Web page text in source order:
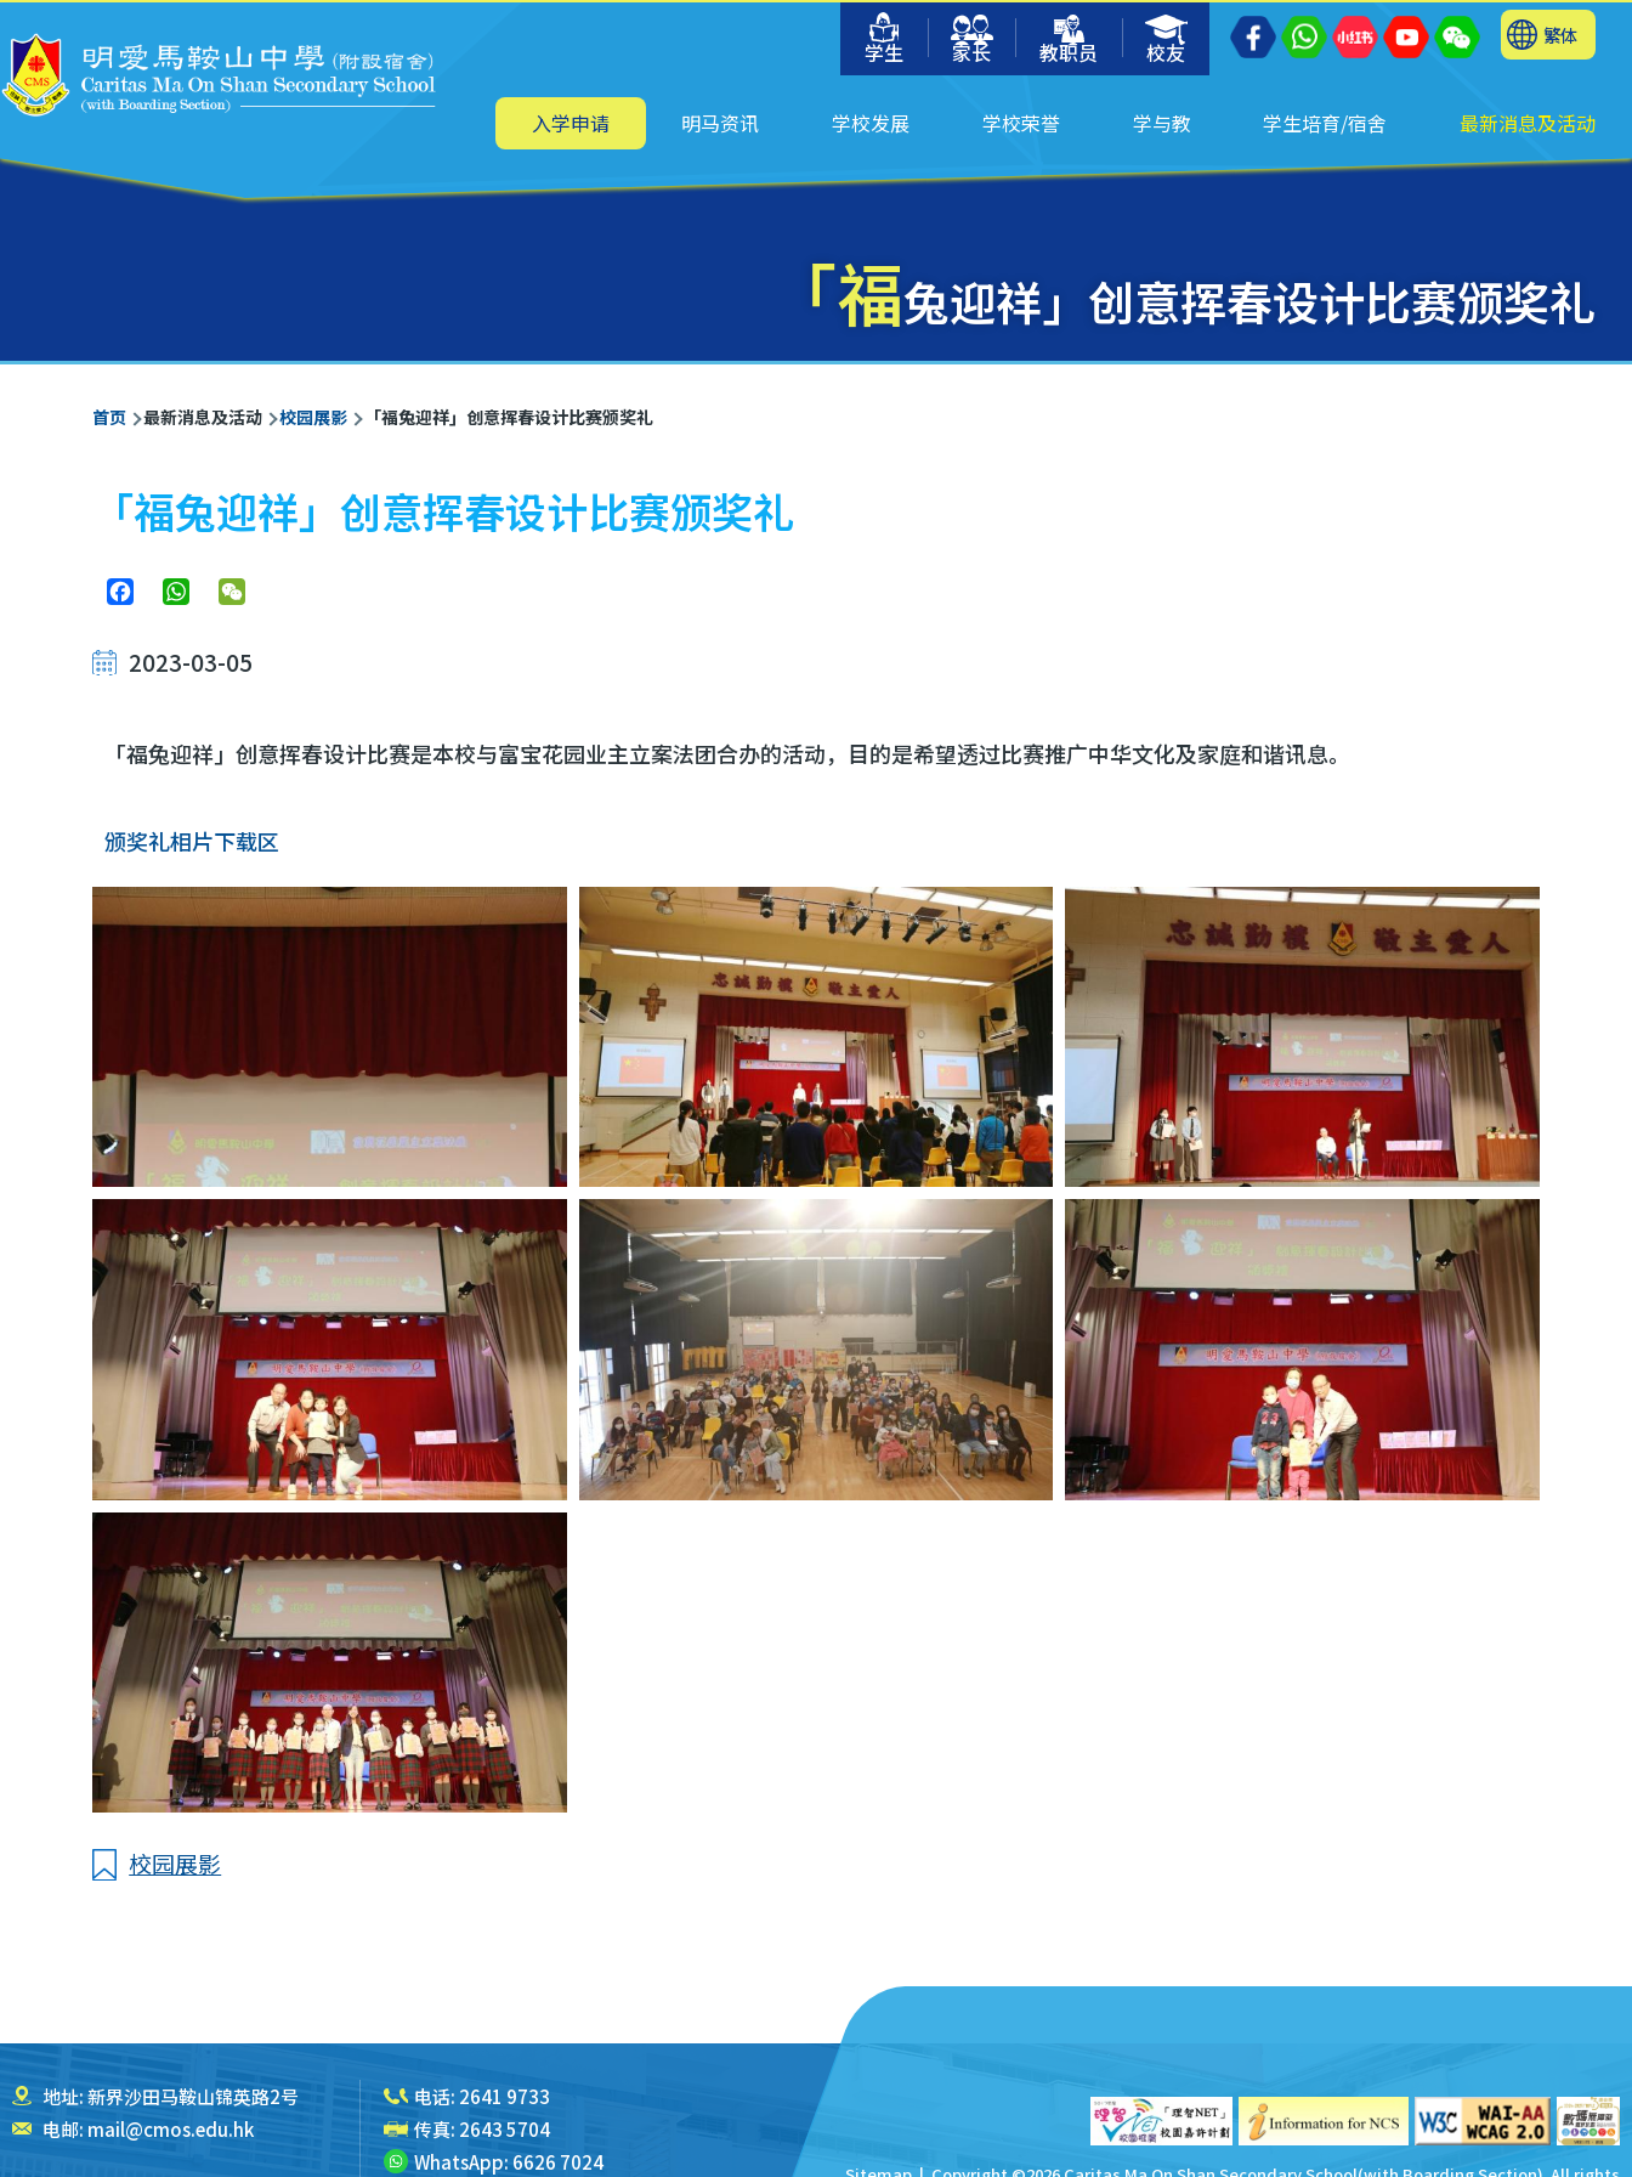
学生
家长 教职员 校友
繁体
主
航 入学申请 明马资讯 学校发展 学校荣誉 学与教 学生培育/宿舍 最新消息及活动
「福兔迎祥」创意挥春设计比赛颁奖礼
面
包
屑
首页 最新消息及活动 校园展影 「福兔迎祥」创意挥春设计比赛颁奖礼
「福兔迎祥」创意挥春设计比赛颁奖礼
FacebookWhatsApp
2023-03-05
「福兔迎祥」创意挥春设计比赛是本校与富宝花园业主立案法团合办的活动，目的是希望透过比赛推广中华文化及家庭和谐讯息。
颁奖礼相片下载区
校园展影
地址: 新界沙田马鞍山锦英路2号
电邮: mail@cmos.edu.hk
电话: 2641 9733
传真: 2643 5704
WhatsApp: 6626 7024